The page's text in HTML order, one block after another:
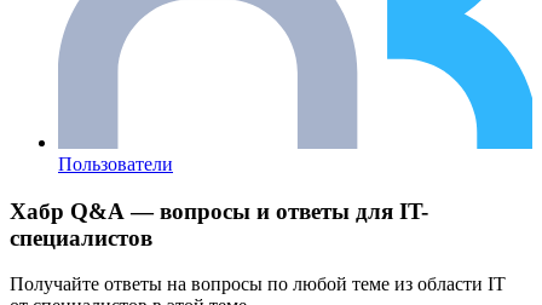
Пользователи
Хабр Q&A — вопросы и ответы для IT-
специалистов
Получайте ответы на вопросы по любой теме из области IT